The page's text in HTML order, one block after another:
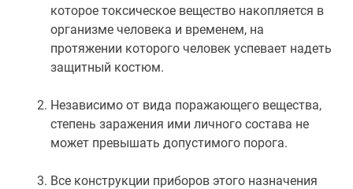
которое токсическое вещество накопляется в
организме человека и временем, на
протяжении которого человек успевает надеть
защитный костюм.
Независимо от вида поражающего вещества,
степень заражения ими личного состава не
может превышать допустимого порога.
Все конструкции приборов этого назначения